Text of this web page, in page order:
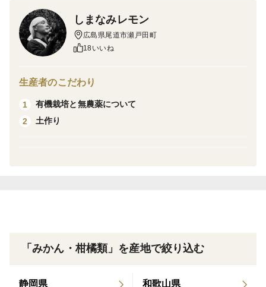
く、果肉の一部が赤オレンジ色です。
この商品はブラッドオレンジのモロ種です。
味があり、中の色はこちらの方が圧倒的に赤く（赤黒
く）なります。
糖度が高く、酸味が抜けていくと、抜群の美味しさに変
＜見た目＞
しまなみレモン
広島県尾道市瀬戸田町
18いいね
生産者のこだわり
1
有機栽培と無農薬について
2
土作り
「みかん・柑橘類」を産地で絞り込む
静岡県 和歌山県